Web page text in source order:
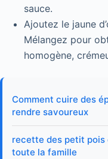
sauce.
Ajoutez le jaune
Mélangez pour
homogène,
Comment cuire des
rendre savoureux
recette des petit
toute la famille